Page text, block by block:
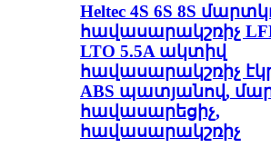
Heltec 4S 6S 8S
հավասարակշռիչ
LTO 5.5A ակտիվ
հավասարակշռիչ
ABS պատյանով,
հավասարեցիչ,
հավասարակշռիչ